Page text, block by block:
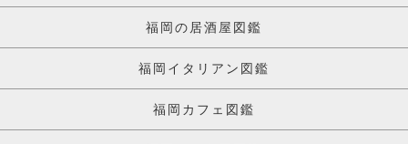
福岡の居酒屋図鑑
福岡イタリアン図鑑
福岡カフェ図鑑